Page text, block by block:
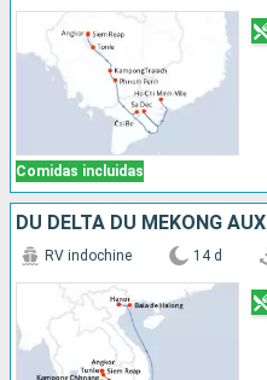
Comidas incluidas
RV indochine 14 d